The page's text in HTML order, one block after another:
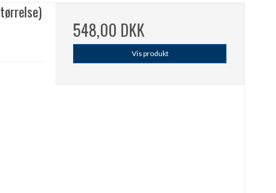
548,00 DKK
Vis produkt